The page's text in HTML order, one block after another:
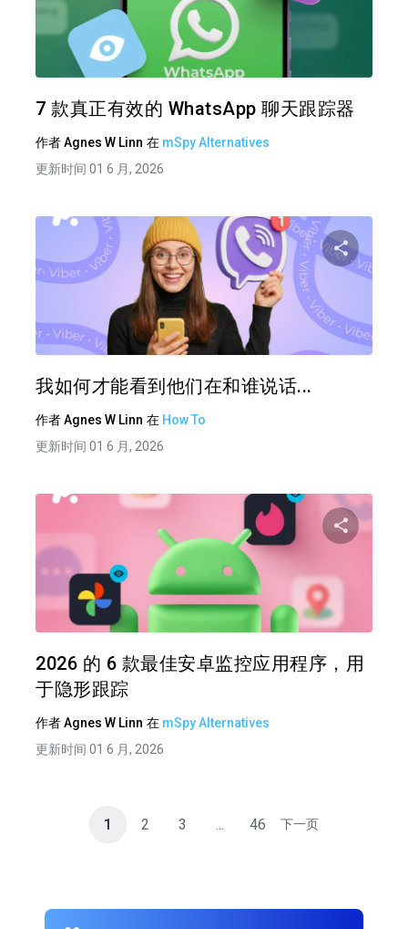
7 款真正有效的 WhatsApp 聊天跟踪器
作者Agnes W Linn 在 mSpy Alternatives
更新时间 01 6 月, 2026
我如何才能看到他们在和谁说话...
作者Agnes W Linn 在 How To
更新时间 01 6 月, 2026
2026 的 6 款最佳安卓监控应用程序，用
于隐形跟踪
作者Agnes W Linn 在 mSpy Alternatives
更新时间 01 6 月, 2026
1 2 3 ... 46 下一页